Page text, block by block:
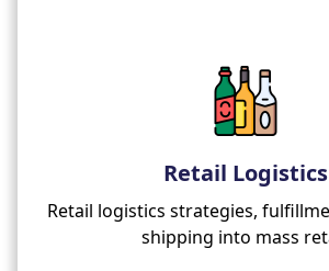
Retail Logistics
Retail logistics strategies,
shipping into mass